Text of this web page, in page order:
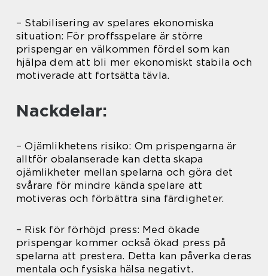
– Stabilisering av spelares ekonomiska
situation: För proffsspelare är större
prispengar en välkommen fördel som kan
hjälpa dem att bli mer ekonomiskt stabila och
motiverade att fortsätta tävla.
Nackdelar:
– Ojämlikhetens risiko: Om prispengarna är
alltför obalanserade kan detta skapa
ojämlikheter mellan spelarna och göra det
svårare för mindre kända spelare att
motiveras och förbättra sina färdigheter.
– Risk för förhöjd press: Med ökade
prispengar kommer också ökad press på
spelarna att prestera. Detta kan påverka deras
mentala och fysiska hälsa negativt.